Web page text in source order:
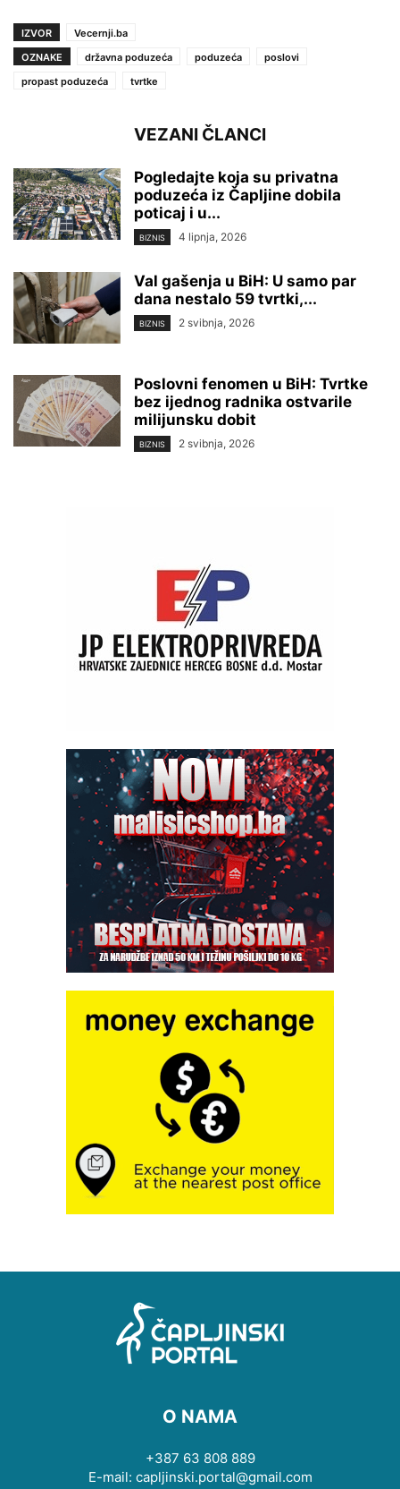
IZVOR
Vecernji.ba
OZNAKE
državna poduzeća poduzeća
poslovi
propast poduzeća
tvrtke
VEZANI ČLANCI
Pogledajte koja su privatna
poduzeća iz Čapljine dobila
poticaj i u...
BIZNIS 4 lipnja, 2026
Val gašenja u BiH: U samo par
dana nestalo 59 tvrtki,...
BIZNIS 2 svibnja, 2026
Poslovni fenomen u BiH: Tvrtke
bez ijednog radnika ostvarile
milijunsku dobit
BIZNIS 2 svibnja, 2026
O NAMA
+387 63 808 889
E-mail: capljinski.portal@gmail.com